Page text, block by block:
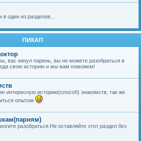
один из разделов...
ПИКАП
вас кинул парень, вы не можете разобраться в
свою историю и мы вам поможем!
интересную историю(способ) знакомств, так же
опытом
разобраться.Не оставляйте этот раздел без